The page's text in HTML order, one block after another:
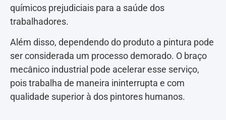
químicos prejudiciais para a saúde dos
trabalhadores.
Além disso, dependendo do produto a pintura pode
ser considerada um processo demorado. O braço
mecânico industrial pode acelerar esse serviço,
pois trabalha de maneira ininterrupta e com
qualidade superior à dos pintores humanos.